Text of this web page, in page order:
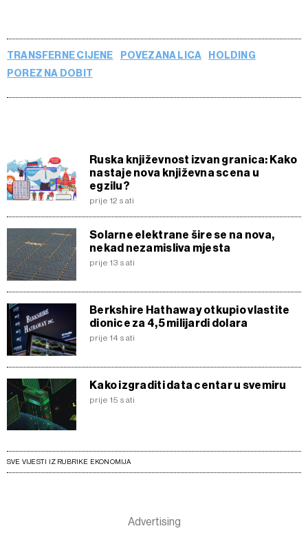
TRANSFERNE CIJENE POVEZANA LICA
HOLDING
POREZ NA DOBIT
Ruska književnost izvan granica: Kako
nastaje nova književna scena u
egzilu?
prije 12 sati
Solarne elektrane šire se na nova,
nekad nezamisliva mjesta
prije 13 sati
Berkshire Hathaway otkupio vlastite
dionice za 4,5 milijardi dolara
prije 14 sati
Kako izgraditi data centar u svemiru
prije 15 sati
SVE VIJESTI IZ RUBRIKE EKONOMIJA